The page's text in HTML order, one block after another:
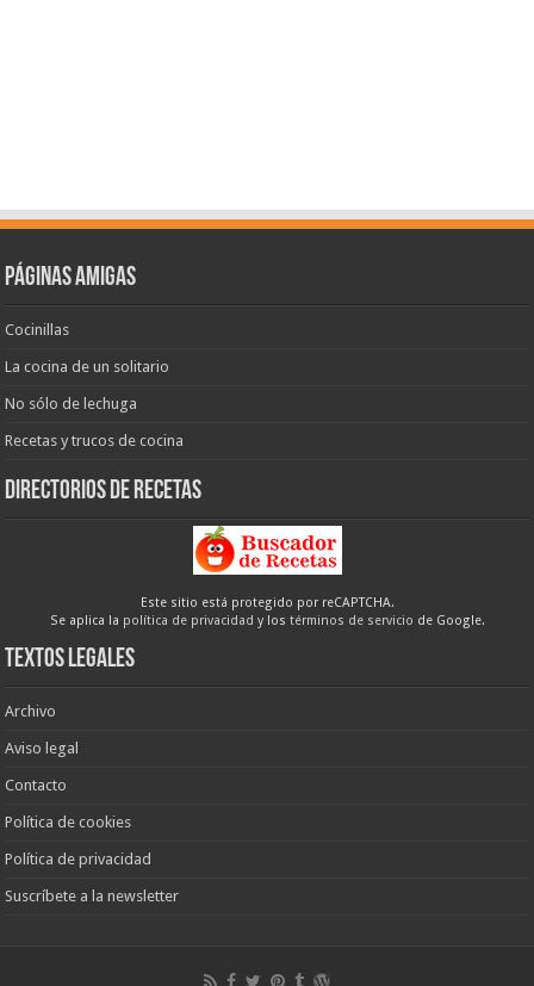
Páginas amigas
Cocinillas
La cocina de un solitario
No sólo de lechuga
Recetas y trucos de cocina
Directorios de recetas
Este sitio está protegido por reCAPTCHA.
Se aplica la política de privacidad y los términos de servicio de Google.
Textos legales
Archivo
Aviso legal
Contacto
Política de cookies
Política de privacidad
Suscríbete a la newsletter